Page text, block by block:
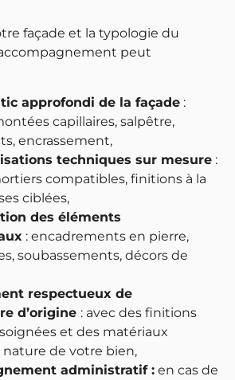
façade et la typologie du
peut
approfondi de la façade:
capillaires, salpêtre,
encrassement,
techniques sur mesure:
compatibles, finitions à la
ciblées,
des éléments
: encadrements en pierre,
soubassements, décors de
respectueux de
d’origine : avec des finitions
et des matériaux
nature de votre bien,
administratif :en cas de